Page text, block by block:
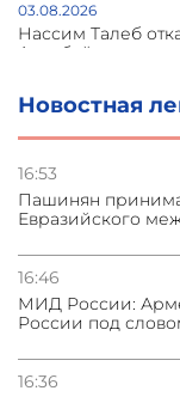
Новостная
16:53
Пашинян
Евразийского
16:46
МИД России:
России под
16:36
03.08.2026
Нассим Талеб
Азербайджане
31.07.2026
Сотрудничество
31.07.2026
31.07.2026
условии